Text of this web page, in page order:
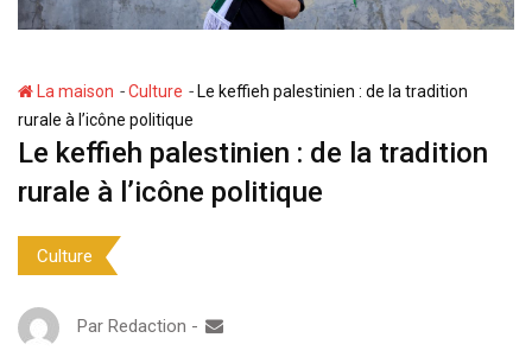
La maison -Culture - Le keffieh palestinien : de la tradition
rurale à l’icône politique
Le keffieh palestinien : de la tradition
rurale à l’icône politique
Culture
Par Redaction -